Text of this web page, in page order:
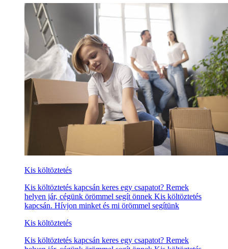
Kis költöztetés
Kis költöztetés kapcsán keres egy csapatot? Remek
helyen jár, cégünk örömmel segít önnek Kis költöztetés
kapcsán. Hívjon minket és mi örömmel segítünk
Kis költöztetés
Kis költöztetés kapcsán keres egy csapatot? Remek